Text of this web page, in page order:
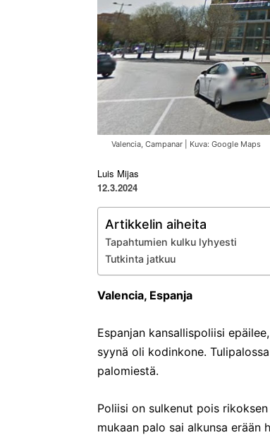
Valencia, Campanar | Kuva: Google Maps
Luis Mijas
12.3.2024
Artikkelin aiheita
Tapahtumien kulku lyhyesti
Tutkinta jatkuu
Valencia, Espanja
Espanjan kansallispoliisi
syynä oli kodinkone.
palomiestä.
Poliisi on sulkenut pois
mukaan palo sai alkunsa erään